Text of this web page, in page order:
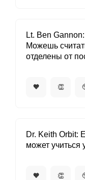
Lt. Ben Gannon
Можешь
отделены от
🧡 👏
Dr. Keith Orbit
может учиться
🧡 👏